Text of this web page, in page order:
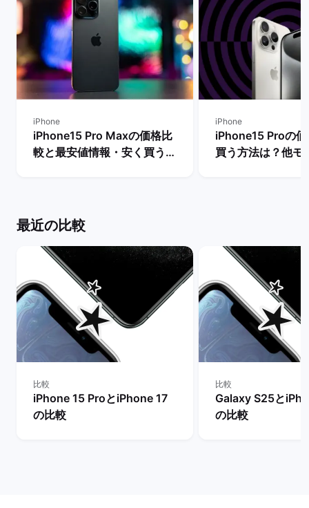
iPhone
iPhone15 Pro Maxの価格比
較と最安値情報・安く買う方
iPhone
iPhone15 Proの
買う方法は？他モ
最近の比較
比較
iPhone 15 ProとiPhone 17
の比較
比較
Galaxy S25と
の比較